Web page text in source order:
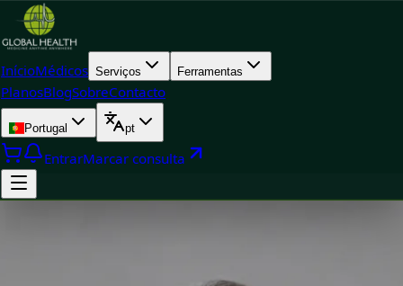
InícioMédicos Serviços Ferramentas
PlanosBlogSobreContacto
Portugal pt
EntrarMarcar consulta
Doctor